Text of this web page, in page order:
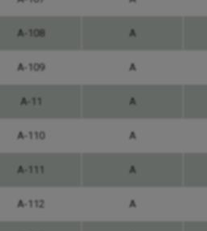
A-108 A
A-109 A
A-11 A
A-110 A
A-111 A
A-112 A